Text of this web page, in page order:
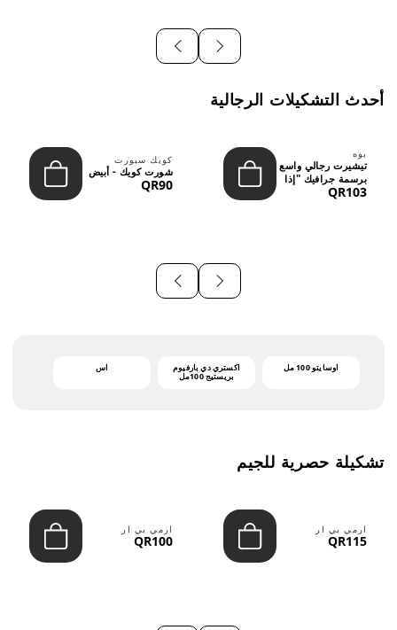
أحدث التشكيلات الرجالية
بوه
تيشيرت رجالي واسع
برسمة جرافيك "إذا
لم نُعجبك...
QR103
كويك سبورت
شورت كويك - أبيض
QR90
أوسايتو 100 مل
اكستري دي بارفيوم
بريستيج 100مل
اس
تشكيلة حصرية للجيم
ارمي بي ار
QR115
ارمي بي ار
QR100